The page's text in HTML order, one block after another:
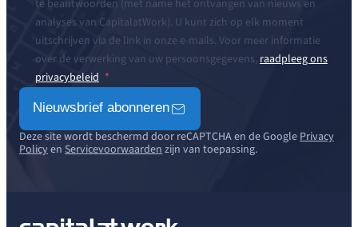
te beantwoorden (met name het ontvangen van nieuws en
analyses van CapitalatWork). U kunt zich op elk moment
uitschrijven via de link in onze e-mails. Voor meer informatie
over de verwerking van uw persoonsgegevens,raadpleeg ons
privacybeleid
Nieuwsbrief abonneren
Deze site wordt beschermd door reCAPTCHA en de GooglePrivacy
Policyen Servicevoorwaardenzijn van toepassing.